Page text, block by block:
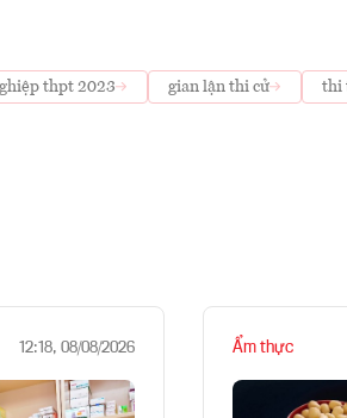
thpt 2023 gian lận thi cử
thi
12:18, 08/08/2026 Ẩm thực